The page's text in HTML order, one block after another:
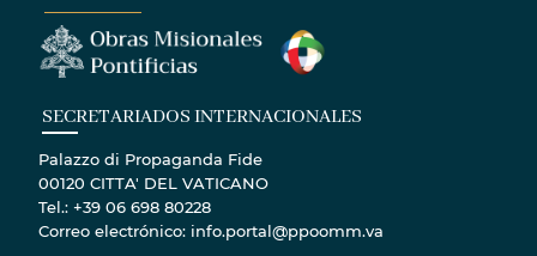
SECRETARIADOS INTERNACIONALES
Palazzo di Propaganda Fide
00120 CITTA' DEL VATICANO
Tel.: +39 06 698 80228
Correo electrónico: info.portal@ppoomm.va